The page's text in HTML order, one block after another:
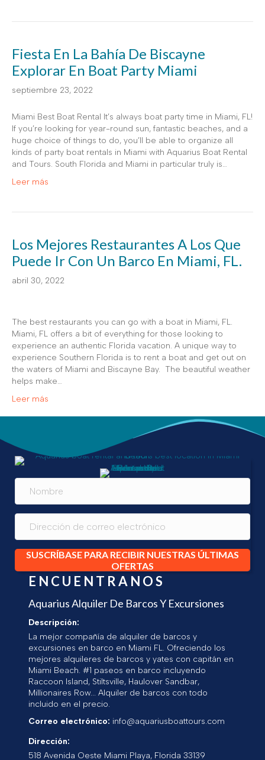
Fiesta En La Bahía De Biscayne
Explorar En Boat Party Miami
septiembre 23, 2022
Miami Best Boat Rental It’s always boat party time in Miami, FL!
If you’re looking for year-round sun, fantastic beaches, and a
huge choice of things to do, you’ll be able to organize all
kinds of party boat rentals in Miami with Aquarius Boat Rental
and Tours. South Florida and Miami in particular truly is…
Leer más
Los Mejores Restaurantes A Los Que
Puede Ir Con Un Barco En Miami, FL.
abril 30, 2022
The best restaurants you can go with a boat in Miami, FL.
Miami, FL offers a bit of everything for those looking to
experience an authentic Florida vacation. A unique way to
experience Southern Florida is to rent a boat and get out on
the waters of Miami and Biscayne Bay. The beautiful weather
helps make…
Leer más
SUSCRÍBASE PARA RECIBIR NUESTRAS ÚLTIMAS
OFERTAS
ENCUENTRANOS
Aquarius Alquiler De Barcos Y Excursiones
Descripción:
La mejor compañía de alquiler de barcos y
excursiones en barco en Miami FL. Ofreciendo los
mejores alquileres de barcos y yates con capitán en
Miami Beach. #1 paseos en barco incluyendo
Raccoon Island, Stiltsville, Haulover Sandbar,
Millionaires Row... Alquiler de barcos con todo
incluido en el precio.
Correo electrónico: info@aquariusboattours.com
Dirección:
518 Avenida Oeste Miami Playa, Florida 33139